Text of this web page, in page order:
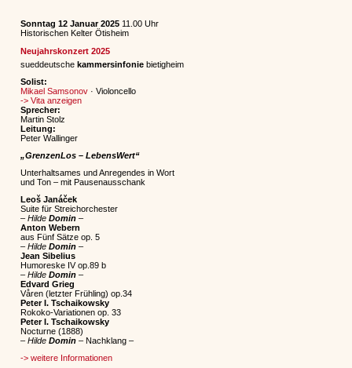
Sonntag 12 Januar 2025 11.00 Uhr
Historischen Kelter Ötisheim
Neujahrskonzert 2025
sueddeutschekammersinfonie bietigheim
Solist:
Mikael Samsonov · Violoncello
-> Vita anzeigen
Sprecher:
Martin Stolz
Leitung:
Peter Wallinger
„GrenzenLos – LebensWert“
Unterhaltsames und Anregendes in Wort
und Ton – mit Pausenausschank
Leoš Janáček
Suite für Streichorchester
–HildeDomin –
Anton Webern
aus Fünf Sätze op. 5
–HildeDomin –
Jean Sibelius
Humoreske IV op.89 b
–HildeDomin –
Edvard Grieg
Våren (letzter Frühling) op.34
Peter I. Tschaikowsky
Rokoko-Variationen op. 33
Peter I. Tschaikowsky
Nocturne (1888)
–HildeDomin – Nachklang –
-> weitere Informationen